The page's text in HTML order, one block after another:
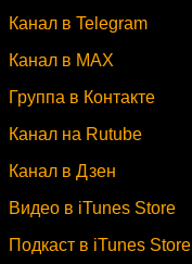
Канал в Telegram
Канал в MAX
Группа в Контакте
Канал на Rutube
Канал в Дзен
Видео в iTunes Store
Подкаст в iTunes Store